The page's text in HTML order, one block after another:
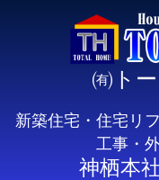
㈲ト
新築住宅・住宅リ
工事・
神栖本